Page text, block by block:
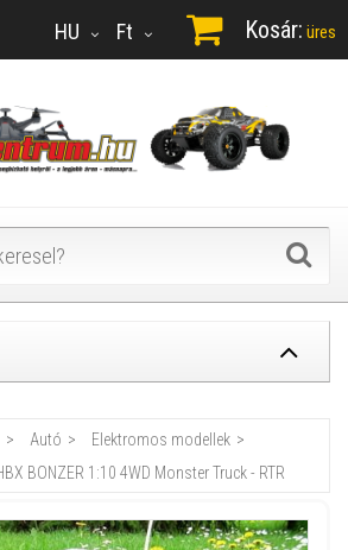
Ft
HU Kosár: üres
Autó
Elektromos modellek
BONZER 1:10 4WD Monster Truck - RTR